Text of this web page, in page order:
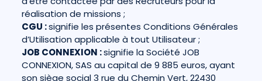
réalisation de missions ;
CGU :signifie les présentes Conditions Générales
d’Utilisation applicable à tout Utilisateur ;
JOB CONNEXION :signifie la Société JOB
CONNEXION, SAS au capital de 9 885 euros, ayant
son siège social 3 rue du Chemin Vert, 22430